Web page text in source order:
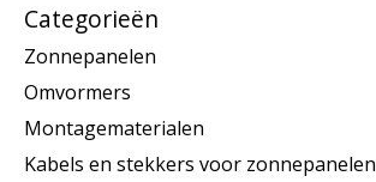
Categorieën
Zonnepanelen
Omvormers
Montagematerialen
Kabels en stekkers voor zonnepanelen